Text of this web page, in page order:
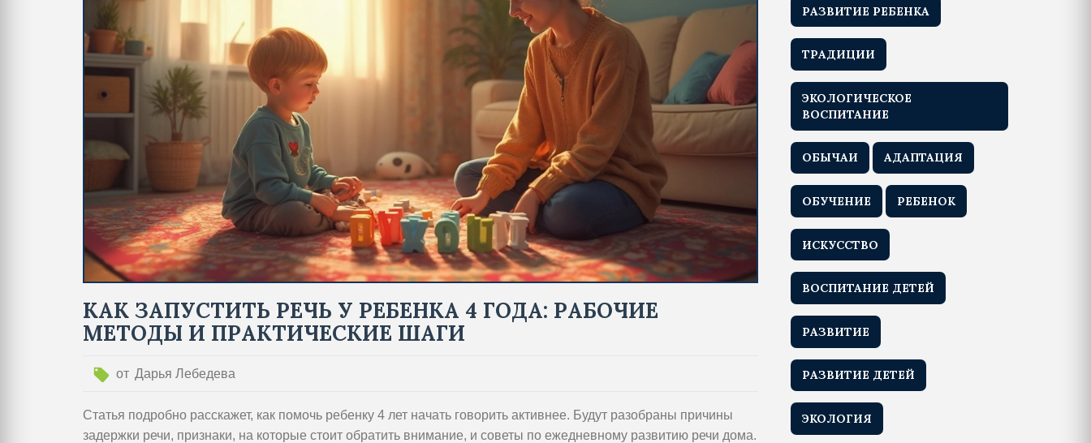
КАК ЗАПУСТИТЬ РЕЧЬ У РЕБЕНКА 4 ГОДА: РАБОЧИЕ
МЕТОДЫ И ПРАКТИЧЕСКИЕ ШАГИ
от Дарья Лебедева
Статья подробно расскажет, как помочь ребенку 4 лет начать говорить активнее. Будут разобраны причины
задержки речи, признаки, на которые стоит обратить внимание, и советы по ежедневному развитию речи дома.
РАЗВИТИЕ РЕБЕНКА
ТРАДИЦИИ
ЭКОЛОГИЧЕСКОЕ
ВОСПИТАНИЕ
ОБЫЧАИ АДАПТАЦИЯ
ОБУЧЕНИЕ РЕБЕНОК
ИСКУССТВО
ВОСПИТАНИЕ ДЕТЕЙ
РАЗВИТИЕ
РАЗВИТИЕ ДЕТЕЙ
ЭКОЛОГИЯ